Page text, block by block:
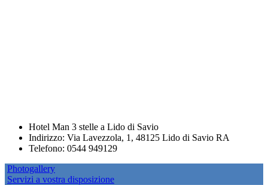
Hotel Man 3 stelle a Lido di Savio
Indirizzo: Via Lavezzola, 1, 48125 Lido di Savio RA
Telefono: 0544 949129
Photogallery
Servizi a vostra disposizione